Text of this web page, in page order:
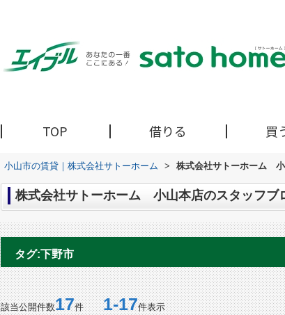
TOP 借りる 買
小山市の賃貸｜株式会社サトーホーム > 株式会社サトーホーム
株式会社サトーホーム 小山本店のスタッフブ
タグ:下野市
該当公開件数17件1-17件表示